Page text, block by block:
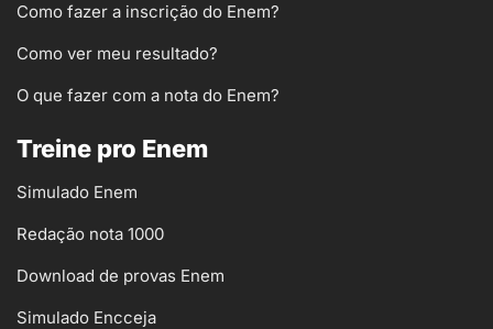
Como fazer a inscrição do Enem?
Como ver meu resultado?
O que fazer com a nota do Enem?
Treine pro Enem
Simulado Enem
Redação nota 1000
Download de provas Enem
Simulado Encceja